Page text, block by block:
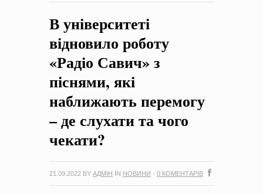
на період 2018 – 2020 роки Оголошення про збір ідей
проектів
0 Коментарів
В університеті
відновило роботу
«Радіо Савич» з
піснями, які
наближають перемогу
– де слухати та чого
чекати?
21.09.2022 BY АДМІН IN НОВИНИ · 0 КОМЕНТАРІВ